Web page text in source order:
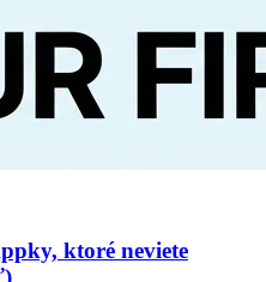
ktoré neviete